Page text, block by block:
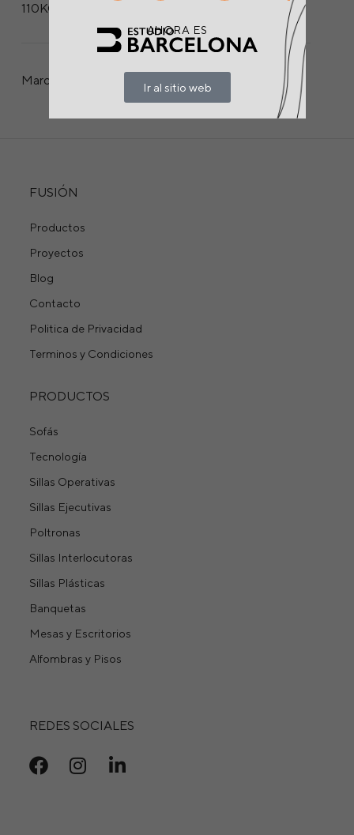
110KG
Marca:
FUSIÓN
Productos
Proyectos
Blog
Contacto
Politica de Privacidad
Terminos y Condiciones
PRODUCTOS
Sofás
Tecnología
Sillas Operativas
Sillas Ejecutivas
Poltronas
Sillas Interlocutoras
Sillas Plásticas
Banquetas
Mesas y Escritorios
Alfombras y Pisos
REDES SOCIALES
AHORA ES
Ir al sitio web